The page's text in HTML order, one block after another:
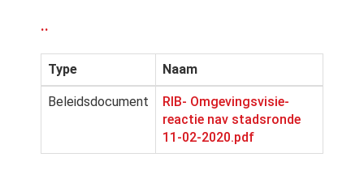
..
Type Naam
Beleidsdocument
RIB- Omgevingsvisie-
reactie nav stadsronde
11-02-2020.pdf